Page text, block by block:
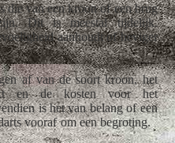
die van een kroon of een brug
Dit is meestal tijdelijk.
aanhoudt of heviger
af van de soort kroon, het
en de kosten voor het
is het van belang of een
vooraf om een begroting.